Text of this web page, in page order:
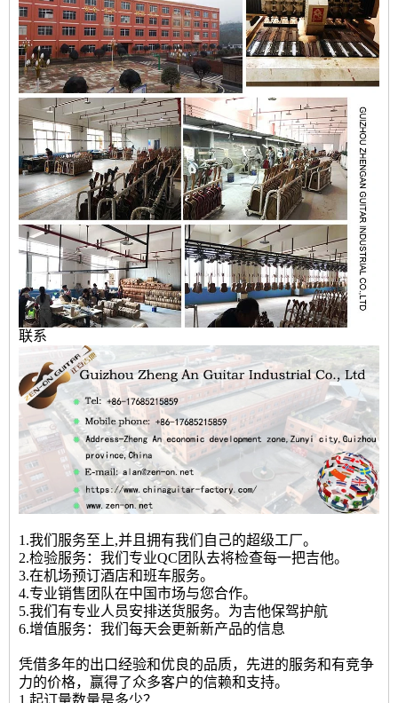
联系
1.我们服务至上,并且拥有我们自己的超级工厂。
2.检验服务：我们专业QC团队去将检查每一把吉他。
3.在机场预订酒店和班车服务。
4.专业销售团队在中国市场与您合作。
5.我们有专业人员安排送货服务。为吉他保驾护航
6.增值服务：我们每天会更新新产品的信息
凭借多年的出口经验和优良的品质，先进的服务和有竞争
力的价格，赢得了众多客户的信赖和支持。